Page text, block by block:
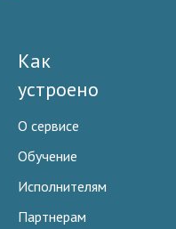
Как
устроено
О сервисе
Обучение
Исполнителям
Партнерам